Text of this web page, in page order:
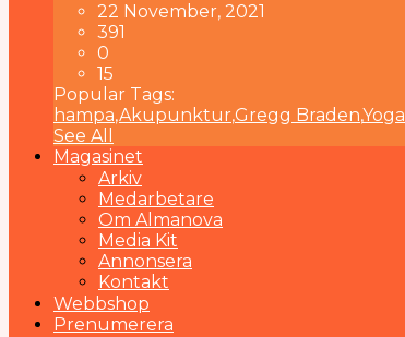
22 November, 2021
391
0
15
Popular Tags:
hampa,Akupunktur,Gregg Braden,Yoga
See All
Magasinet
Arkiv
Medarbetare
Om Almanova
Media Kit
Annonsera
Kontakt
Webbshop
Prenumerera